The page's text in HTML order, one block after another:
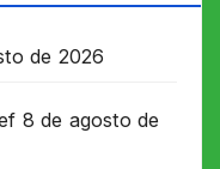
de 2026
8 de agosto de